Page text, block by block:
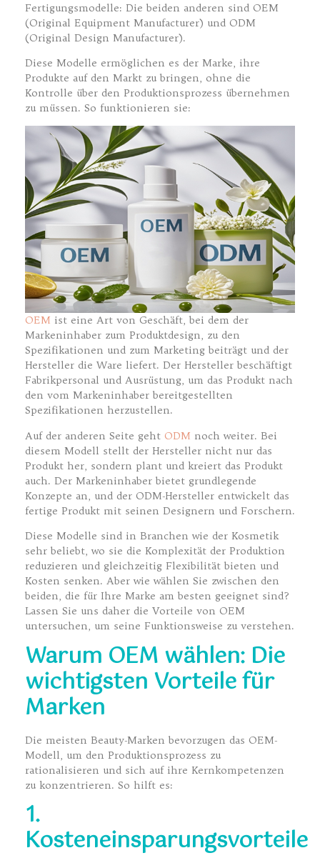
Fertigungsmodelle: Die beiden anderen sind OEM
(Original Equipment Manufacturer) und ODM
(Original Design Manufacturer).
Diese Modelle ermöglichen es der Marke, ihre
Produkte auf den Markt zu bringen, ohne die
Kontrolle über den Produktionsprozess übernehmen
zu müssen. So funktionieren sie:
OEM ist eine Art von Geschäft, bei dem der
Markeninhaber zum Produktdesign, zu den
Spezifikationen und zum Marketing beiträgt und der
Hersteller die Ware liefert. Der Hersteller beschäftigt
Fabrikpersonal und Ausrüstung, um das Produkt nach
den vom Markeninhaber bereitgestellten
Spezifikationen herzustellen.
Auf der anderen Seite geht ODM noch weiter. Bei
diesem Modell stellt der Hersteller nicht nur das
Produkt her, sondern plant und kreiert das Produkt
auch. Der Markeninhaber bietet grundlegende
Konzepte an, und der ODM-Hersteller entwickelt das
fertige Produkt mit seinen Designern und Forschern.
Diese Modelle sind in Branchen wie der Kosmetik
sehr beliebt, wo sie die Komplexität der Produktion
reduzieren und gleichzeitig Flexibilität bieten und
Kosten senken. Aber wie wählen Sie zwischen den
beiden, die für Ihre Marke am besten geeignet sind?
Lassen Sie uns daher die Vorteile von OEM
untersuchen, um seine Funktionsweise zu verstehen.
Warum OEM wählen: Die
wichtigsten Vorteile für
Marken
Die meisten Beauty-Marken bevorzugen das OEM-
Modell, um den Produktionsprozess zu
rationalisieren und sich auf ihre Kernkompetenzen
zu konzentrieren. So hilft es:
1.
Kosteneinsparungsvorteile